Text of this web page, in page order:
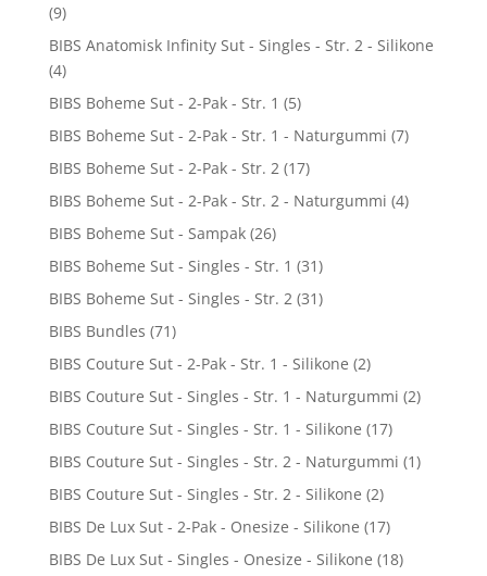
(9)
BIBS Anatomisk Infinity Sut - Singles - Str. 2 - Silikone
(4)
BIBS Boheme Sut - 2-Pak - Str. 1 (5)
BIBS Boheme Sut - 2-Pak - Str. 1 - Naturgummi (7)
BIBS Boheme Sut - 2-Pak - Str. 2 (17)
BIBS Boheme Sut - 2-Pak - Str. 2 - Naturgummi (4)
BIBS Boheme Sut - Sampak (26)
BIBS Boheme Sut - Singles - Str. 1 (31)
BIBS Boheme Sut - Singles - Str. 2 (31)
BIBS Bundles (71)
BIBS Couture Sut - 2-Pak - Str. 1 - Silikone (2)
BIBS Couture Sut - Singles - Str. 1 - Naturgummi (2)
BIBS Couture Sut - Singles - Str. 1 - Silikone (17)
BIBS Couture Sut - Singles - Str. 2 - Naturgummi (1)
BIBS Couture Sut - Singles - Str. 2 - Silikone (2)
BIBS De Lux Sut - 2-Pak - Onesize - Silikone (17)
BIBS De Lux Sut - Singles - Onesize - Silikone (18)